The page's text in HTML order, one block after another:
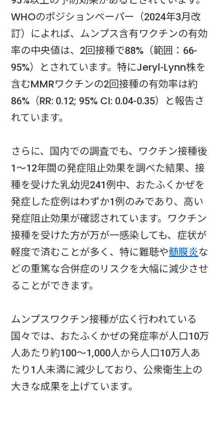
WHOのポジションペーパー（2024年3月改
訂）によれば、ムンプス含有ワクチンの有効
率の中央値は、2回接種で88%（範囲：66-
95%）とされています。特にJeryl-Lynn株を
含むMMRワクチンの2回接種の有効率は約
86%（RR: 0.12; 95% CI: 0.04-0.35）と報告さ
れています。
さらに、国内での調査でも、ワクチン接種後
1～12年間の発症阻止効果を調べた結果、接
種を受けた乳幼児241例中、おたふくかぜを
発症した症例はわずか1例のみであり、高い
発症阻止効果が確認されています。ワクチン
接種を受けた方が万が一感染しても、症状が
軽度で済むことが多く、特に難聴や髄膜炎な
どの重篤な合併症のリスクを大幅に減少させ
ることができます。
ムンプスワクチン接種が広く行われている
国々では、おたふくかぜの発症率が人口10万
人あたり約100～1,000人から人口10万人あ
たり1人未満に減少しており、公衆衛生上の
大きな成果を上げています。